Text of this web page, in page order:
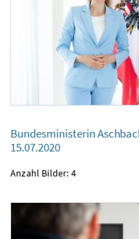
Bundesministerin Aschbacher empfängt
15.07.2020
Bundesministerin
15.07.2020
Anzahl Bilder: 4